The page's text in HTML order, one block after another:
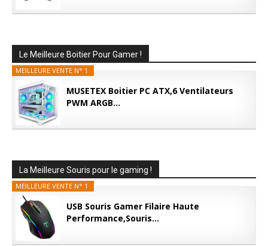
Le Meilleure Boitier Pour Gamer !
MEILLEURE VENTE N° 1
MUSETEX Boitier PC ATX,6 Ventilateurs
PWM ARGB...
La Meilleure Souris pour le gaming !
MEILLEURE VENTE N° 1
USB Souris Gamer Filaire Haute
Performance,Souris...